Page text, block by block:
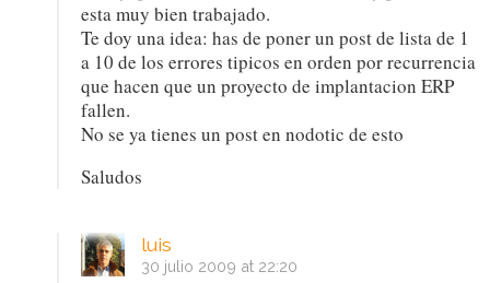
esta muy bien trabajado.
Te doy una idea: has de poner un post de lista de 1
a 10 de los errores tipicos en orden por recurrencia
que hacen que un proyecto de implantacion ERP
fallen.
No se ya tienes un post en nodotic de esto
Saludos
luis
30 julio 2009 at 22:20